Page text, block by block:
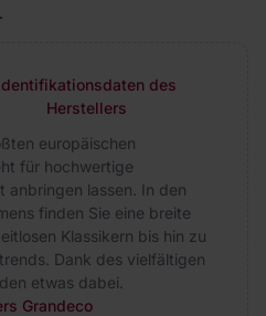
des
Herstellers
europäischen
für hochwertige
anbringen lassen. In den
finden Sie eine breite
Klassikern bis hin zu
Dank des vielfältigen
etwas dabei.
Grandeco